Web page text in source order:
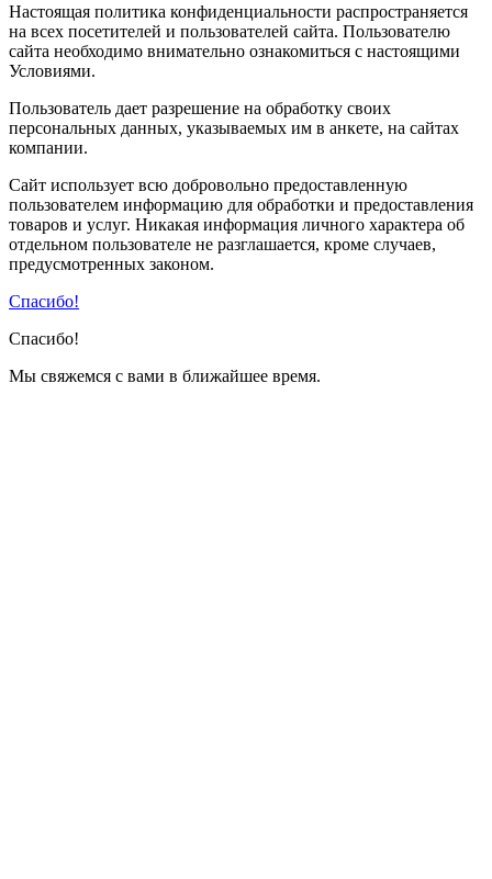
Настоящая политика конфиденциальности распространяется
на всех посетителей и пользователей сайта. Пользователю
сайта необходимо внимательно ознакомиться с настоящими
Условиями.
Пользователь дает разрешение на обработку своих
персональных данных, указываемых им в анкете, на сайтах
компании.
Сайт использует всю добровольно предоставленную
пользователем информацию для обработки и предоставления
товаров и услуг. Никакая информация личного характера об
отдельном пользователе не разглашается, кроме случаев,
предусмотренных законом.
Спасибо!
Спасибо!
Мы свяжемся с вами в ближайшее время.